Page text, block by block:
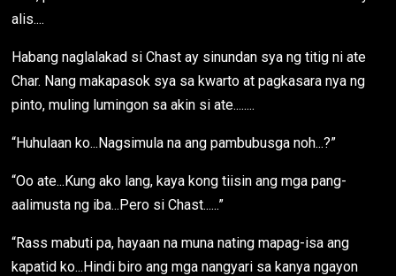
alis....
Habang naglalakad si Chast ay sinundan sya ng titig ni ate
Char. Nang makapasok sya sa kwarto at pagkasara nya ng
pinto, muling lumingon sa akin si ate........
“Huhulaan ko...Nagsimula na ang pambubusga noh...?”
“Oo ate...Kung ako lang, kaya kong tiisin ang mga pang-
aalimusta ng iba...Pero si Chast......”
“Rass mabuti pa, hayaan na muna nating mapag-isa ang
kapatid ko...Hindi biro ang mga nangyari sa kanya ngayon